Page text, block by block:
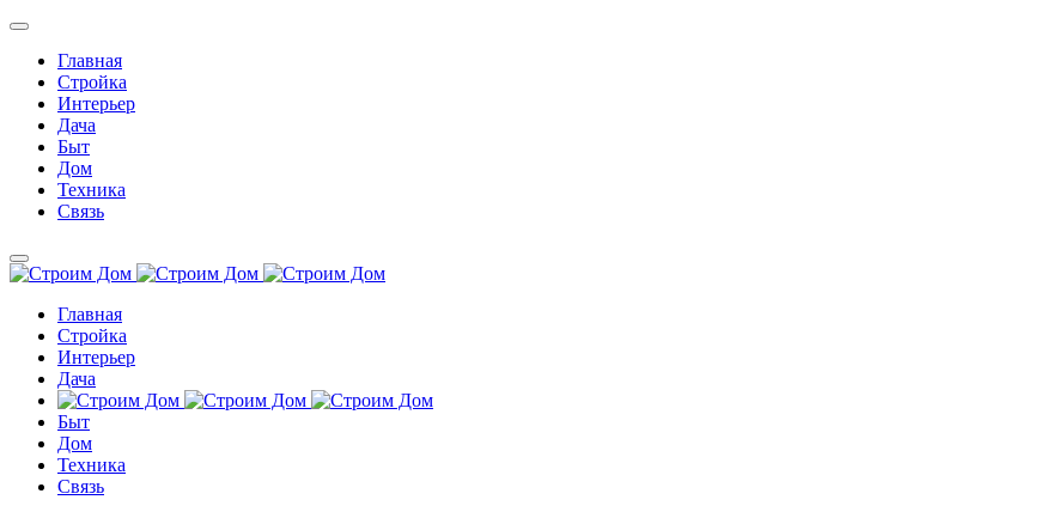
Главная
Стройка
Интерьер
Дача
Быт
Дом
Техника
Связь
Главная
Стройка
Интерьер
Дача
Быт
Дом
Техника
Связь